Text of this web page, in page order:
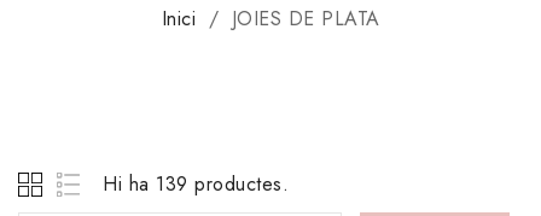
Inici JOIES DE PLATA
Hi ha 139 productes.